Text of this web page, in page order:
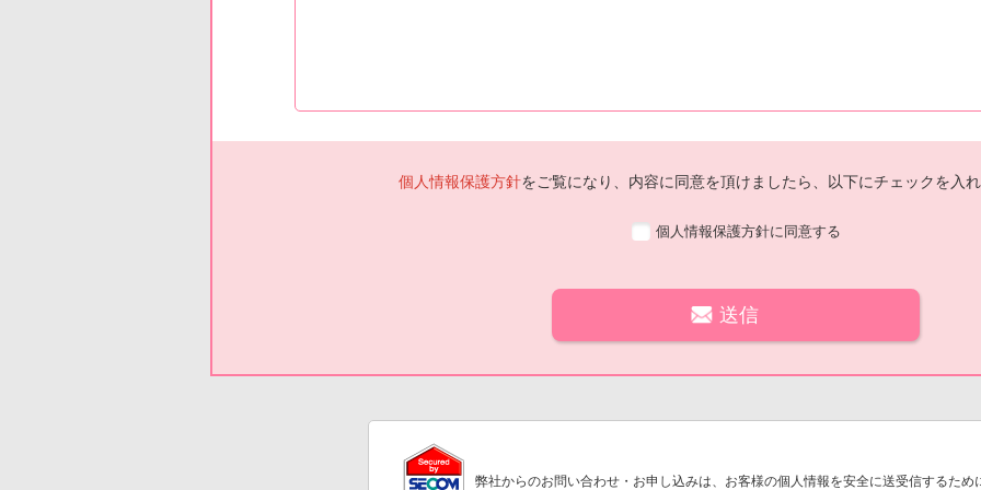
個人情報保護方針をご覧になり、内容に同意を頂けましたら、以下にチェックを入
個人情報保護方針に同意する
弊社からのお問い合わせ・お申し込みは、お客様の個人情報を安全に送受信するため